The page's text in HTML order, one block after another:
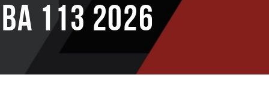
113 2026